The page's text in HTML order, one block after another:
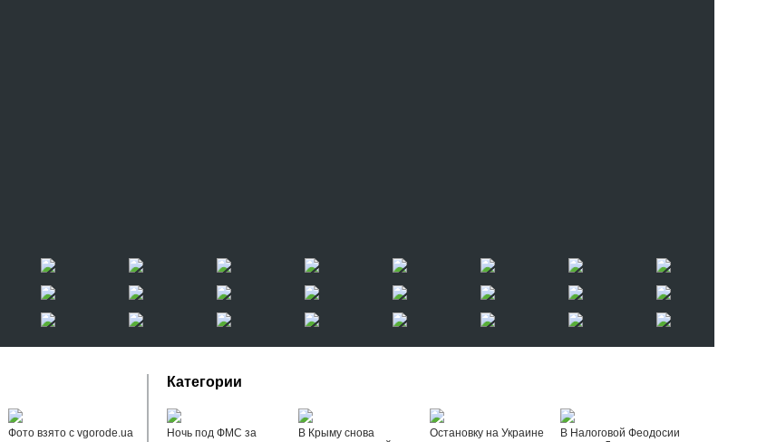
Фото взято с vgorode.ua
Категории
Ночь под ФМС за
В Крыму снова
Остановку на Украине
В Налоговой Феодосии